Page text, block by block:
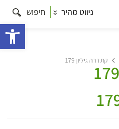
ניווט מהיר חיפוש
קתדרה גיליון 179